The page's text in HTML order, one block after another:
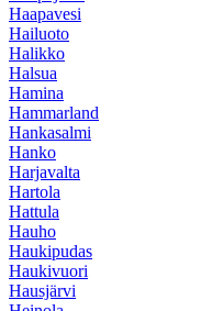
Haapavesi
Hailuoto
Halikko
Halsua
Hamina
Hammarland
Hankasalmi
Hanko
Harjavalta
Hartola
Hattula
Hauho
Haukipudas
Haukivuori
Hausjärvi